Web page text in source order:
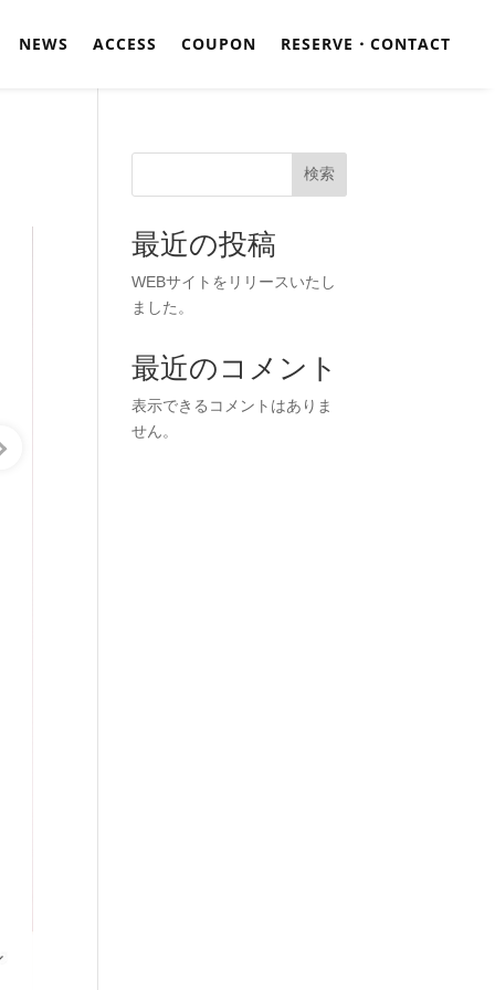
NEWS ACCESS COUPON RESERVE・CONTACT
検索
最近の投稿
WEBサイトをリリースいたし
ました。
最近のコメント
表示できるコメントはありま
せん。